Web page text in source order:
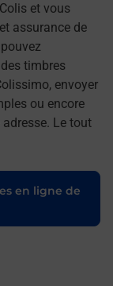
et vous
assurance de
timbres
envoyer
ou encore
Le tout
en ligne de